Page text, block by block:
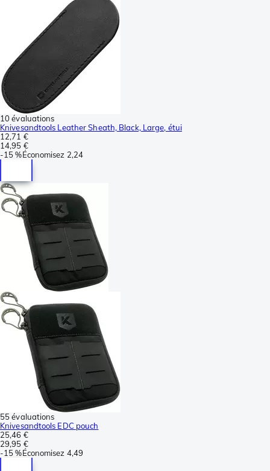
10 évaluations
Knivesandtools Leather Sheath, Black, Large, étui
12,71 €
14,95 €
-15 %Économisez 2,24
55 évaluations
Knivesandtools EDC pouch
25,46 €
29,95 €
-15 %Économisez 4,49